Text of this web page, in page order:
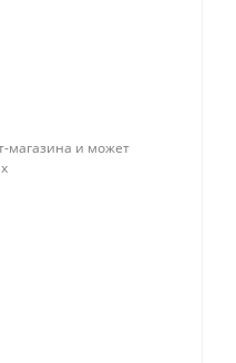
магазина и может